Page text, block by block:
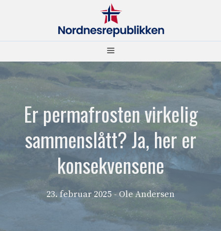
Meny
Er permafrosten virkelig
sammenslått? Ja, her er
konsekvensene
23. februar 2025 - Ole Andersen